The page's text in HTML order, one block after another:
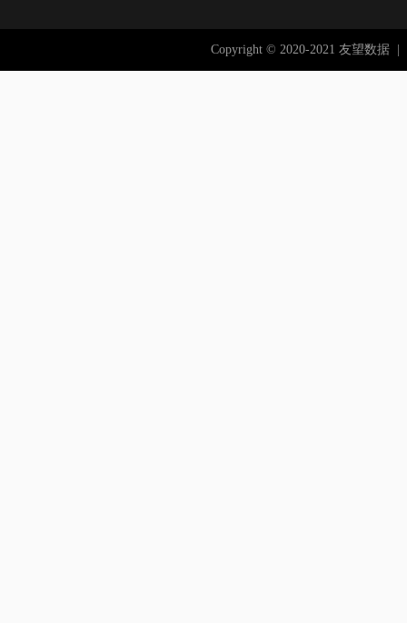
Copyright © 2020-2021 友望数据